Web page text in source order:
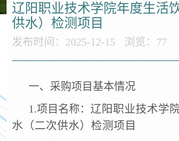
辽阳职业技术学院年度生活
供水）检测项目
发布时间：2025-12-15 浏览： 77
一、采购项目基本情况
1.项目名称： 辽阳职业技术学
水（二次供水）检测项目